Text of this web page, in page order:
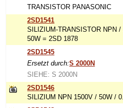
TRANSISTOR PANASONIC
2SD1541
SILIZIUM-TRANSISTOR NPN
50W = 2SD 1878
2SD1545
Ersetzt durch:S 2000N
SIEHE: S 2000N
2SD1546
SILIZIUM NPN 1500V / 50W /